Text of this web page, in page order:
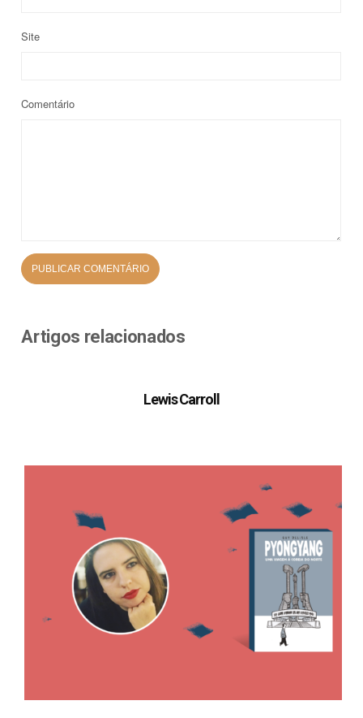
Site
Comentário
Artigos relacionados
Lewis Carroll